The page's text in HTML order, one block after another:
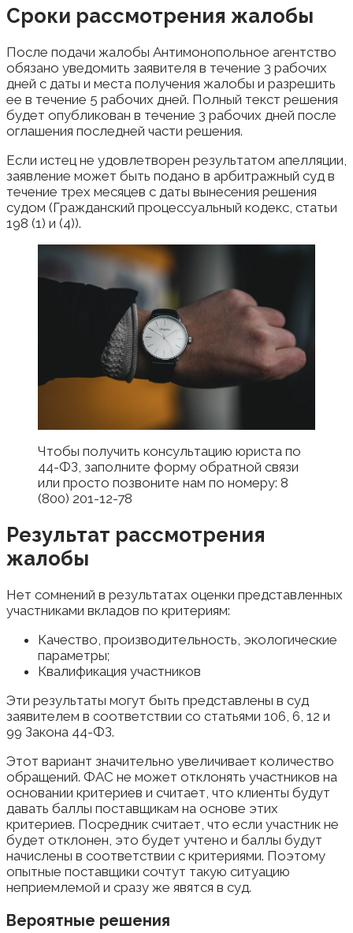
Сроки рассмотрения жалобы
После подачи жалобы Антимонопольное агентство
обязано уведомить заявителя в течение 3 рабочих
дней с даты и места получения жалобы и разрешить
ее в течение 5 рабочих дней. Полный текст решения
будет опубликован в течение 3 рабочих дней после
оглашения последней части решения.
Если истец не удовлетворен результатом апелляции,
заявление может быть подано в арбитражный суд в
течение трех месяцев с даты вынесения решения
судом (Гражданский процессуальный кодекс, статьи
198 (1) и (4)).
Чтобы получить консультацию юриста по
44-ФЗ, заполните форму обратной связи
или просто позвоните нам по номеру: 8
(800) 201-12-78
Результат рассмотрения
жалобы
Нет сомнений в результатах оценки представленных
участниками вкладов по критериям:
Качество, производительность, экологические
параметры;
Квалификация участников
Эти результаты могут быть представлены в суд
заявителем в соответствии со статьями 106, 6, 12 и
99 Закона 44-ФЗ.
Этот вариант значительно увеличивает количество
обращений. ФАС не может отклонять участников на
основании критериев и считает, что клиенты будут
давать баллы поставщикам на основе этих
критериев. Посредник считает, что если участник не
будет отклонен, это будет учтено и баллы будут
начислены в соответствии с критериями. Поэтому
опытные поставщики сочтут такую ​​ситуацию
неприемлемой и сразу же явятся в суд.
Вероятные решения